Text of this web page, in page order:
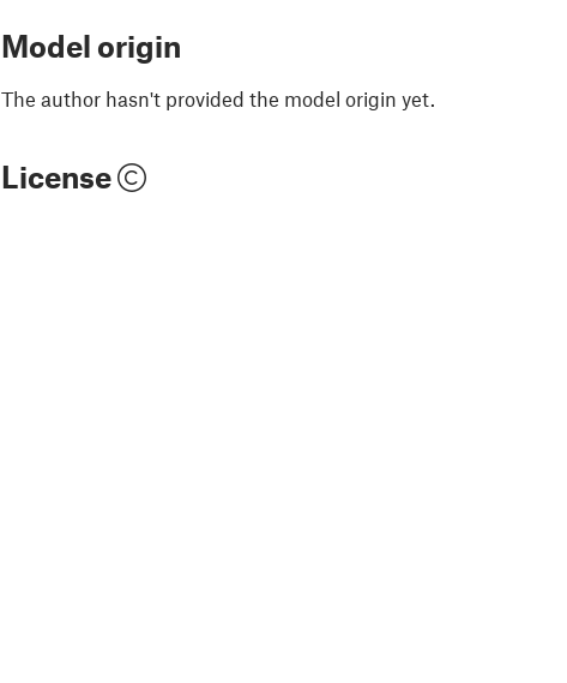
Model origin
The author hasn't provided the model origin yet.
License